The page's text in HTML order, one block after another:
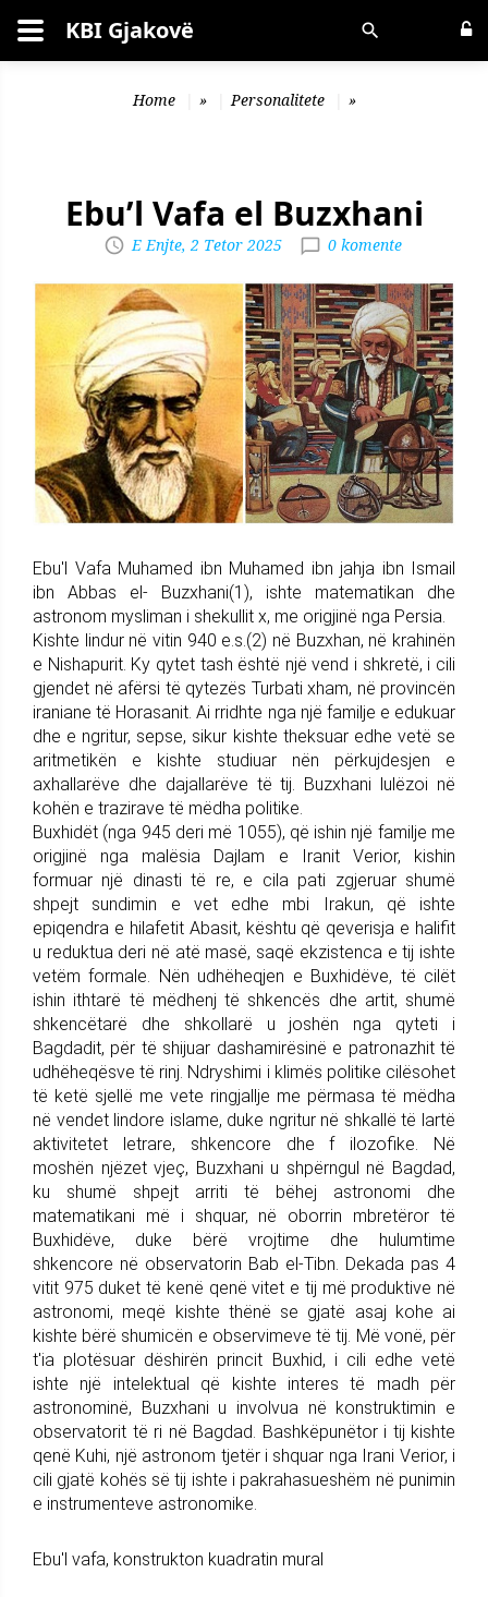
Kërko KBI Gjakovë
Home » Personalitete »
Ebu’l Vafa el Buzxhani
E Enjte, 2 Tetor 2025 0 komente
Ebu'l Vafa Muhamed ibn Muhamed ibn jahja ibn Ismail
ibn Abbas el- Buzxhani(1), ishte matematikan dhe
astronom mysliman i shekullit x, me origjinë nga Persia.
Kishte lindur në vitin 940 e.s.(2) në Buzxhan, në krahinën
e Nishapurit. Ky qytet tash është një vend i shkretë, i cili
gjendet në afërsi të qytezës Turbati xham, në provincën
iraniane të Horasanit. Ai rridhte nga një familje e edukuar
dhe e ngritur, sepse, sikur kishte theksuar edhe vetë se
aritmetikën e kishte studiuar nën përkujdesjen e
axhallarëve dhe dajallarëve të tij. Buzxhani lulëzoi në
kohën e trazirave të mëdha politike.
Buxhidët (nga 945 deri më 1055), që ishin një familje me
origjinë nga malësia Dajlam e Iranit Verior, kishin
formuar një dinasti të re, e cila pati zgjeruar shumë
shpejt sundimin e vet edhe mbi Irakun, që ishte
epiqendra e hilafetit Abasit, kështu që qeverisja e halifit
u reduktua deri në atë masë, saqë ekzistenca e tij ishte
vetëm formale. Nën udhëheqjen e Buxhidëve, të cilët
ishin ithtarë të mëdhenj të shkencës dhe artit, shumë
shkencëtarë dhe shkollarë u joshën nga qyteti i
Bagdadit, për të shijuar dashamirësinë e patronazhit të
udhëheqësve të rinj. Ndryshimi i klimës politike cilësohet
të ketë sjellë me vete ringjallje me përmasa të mëdha
në vendet lindore islame, duke ngritur në shkallë të lartë
aktivitetet letrare, shkencore dhe f ilozofike. Në
moshën njëzet vjeç, Buzxhani u shpërngul në Bagdad,
ku shumë shpejt arriti të bëhej astronomi dhe
matematikani më i shquar, në oborrin mbretëror të
Buxhidëve, duke bërë vrojtime dhe hulumtime
shkencore në observatorin Bab el-Tibn. Dekada pas 4
vitit 975 duket të kenë qenë vitet e tij më produktive në
astronomi, meqë kishte thënë se gjatë asaj kohe ai
kishte bërë shumicën e observimeve të tij. Më vonë, për
t'ia plotësuar dëshirën princit Buxhid, i cili edhe vetë
ishte një intelektual që kishte interes të madh për
astronominë, Buzxhani u involvua në konstruktimin e
observatorit të ri në Bagdad. Bashkëpunëtor i tij kishte
qenë Kuhi, një astronom tjetër i shquar nga Irani Verior, i
cili gjatë kohës së tij ishte i pakrahasueshëm në punimin
e instrumenteve astronomike.
Ebu'l vafa, konstrukton kuadratin mural